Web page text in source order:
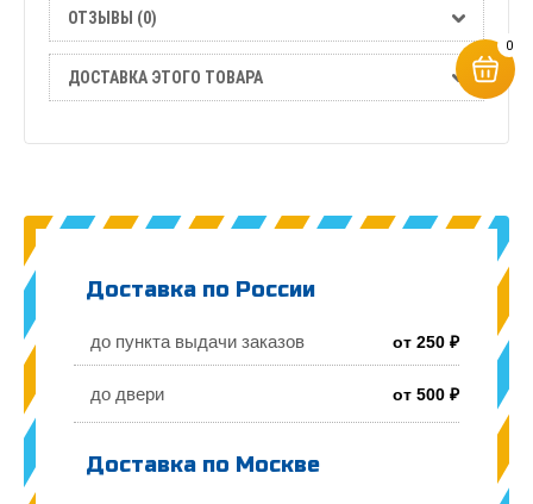
ОТЗЫВЫ (0)
ДОСТАВКА ЭТОГО ТОВАРА
Доставка по России
до пункта выдачи заказов от 250 ₽
до двери от 500 ₽
Доставка по Москве
0